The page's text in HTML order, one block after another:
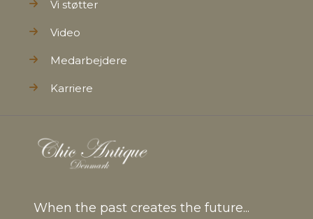
Vi støtter
Video
Medarbejdere
Karriere
When the past creates the future...